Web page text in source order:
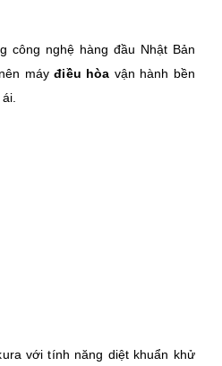
công nghệ hàng đầu Nhật Bản
máyđiều hòa vận hành bền
với tính năng diệt khuẩn khử